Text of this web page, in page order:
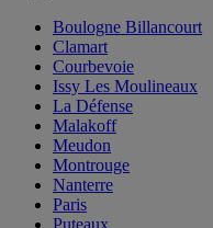
Boulogne Billancourt
Clamart
Courbevoie
Issy Les Moulineaux
La Défense
Malakoff
Meudon
Montrouge
Nanterre
Paris
Puteaux